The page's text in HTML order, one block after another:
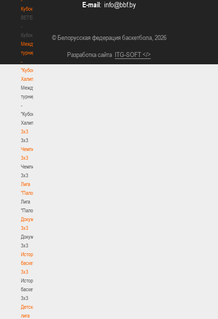
Кубок
BETERA
-
Кубок
Международный
турнир
-
"Кубок
Халипского"
Международный
турнир
-
"Кубок
Халипского"
3x3
3x3
Чемпионат
3х3
Чемпионат
3х3
Лига
"Палова"
Лига
"Палова"
Документы
3х3
Документы
3х3
История
баскетбола
3х3
История
баскетбола
3х3
Детская
лига
E-mail:
© Белорусская федерация баскетбола, 2026
Разработка сайта ITG-SOFT </>